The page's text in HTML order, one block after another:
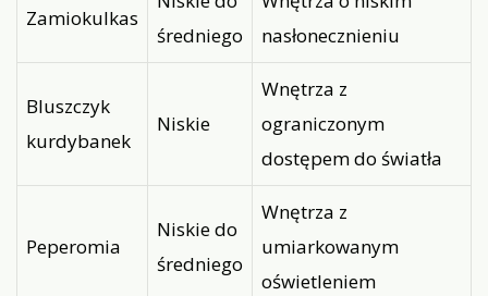
Zamiokulkas
średniego
nasłonecznieniu
Bluszczyk
kurdybanek
Niskie
Wnętrza z
ograniczonym
dostępem do światła
Peperomia
Niskie do
średniego
Wnętrza z
umiarkowanym
oświetleniem